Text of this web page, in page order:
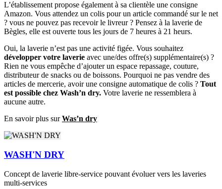
L’établissement propose également à sa clientèle une consigne
Amazon. Vous attendez un colis pour un article commandé sur le net
? vous ne pouvez pas recevoir le livreur ? Pensez à la laverie de
Bègles, elle est ouverte tous les jours de 7 heures à 21 heurs.
Oui, la laverie n’est pas une activité figée. Vous souhaitez
développer votre laverie avec une/des offre(s) supplémentaire(s) ?
Rien ne vous empêche d’ajouter un espace repassage, couture,
distributeur de snacks ou de boissons. Pourquoi ne pas vendre des
articles de mercerie, avoir une consigne automatique de colis ? Tout
est possible chez Wash’n dry. Votre laverie ne ressemblera à
aucune autre.
En savoir plus surWas’n dry
WASH'N DRY
Concept de laverie libre-service pouvant évoluer vers les laveries
multi-services